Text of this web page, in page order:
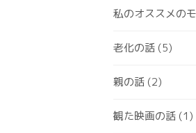
私のオススメの
老化の話 (5)
親の話 (2)
観た映画の話 (1)